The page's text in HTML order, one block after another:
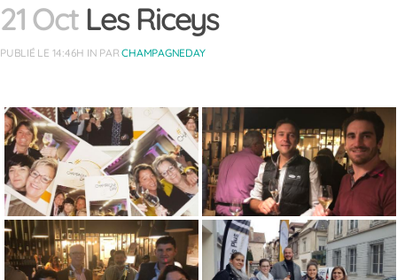
21 OctLes Riceys
PUBLIÉ LE 14:46H IN PARCHAMPAGNEDAY